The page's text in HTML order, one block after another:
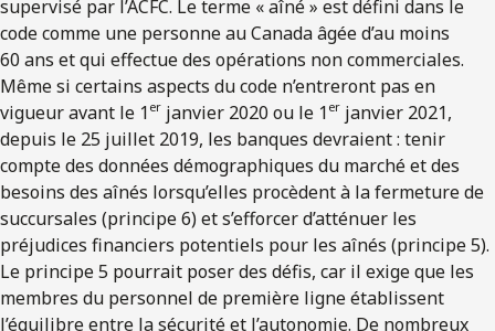
supervisé par l’ACFC. Le terme « aîné » est défini dans le
code comme une personne au Canada âgée d’au moins
60 ans et qui effectue des opérations non commerciales.
Même si certains aspects du code n’entreront pas en
vigueur avant le 1 er janvier 2020 ou le 1 er janvier 2021,
depuis le 25 juillet 2019, les banques devraient : tenir
compte des données démographiques du marché et des
besoins des aînés lorsqu’elles procèdent à la fermeture de
succursales (principe 6) et s’efforcer d’atténuer les
préjudices financiers potentiels pour les aînés (principe 5).
Le principe 5 pourrait poser des défis, car il exige que les
membres du personnel de première ligne établissent
l’équilibre entre la sécurité et l’autonomie. De nombreux